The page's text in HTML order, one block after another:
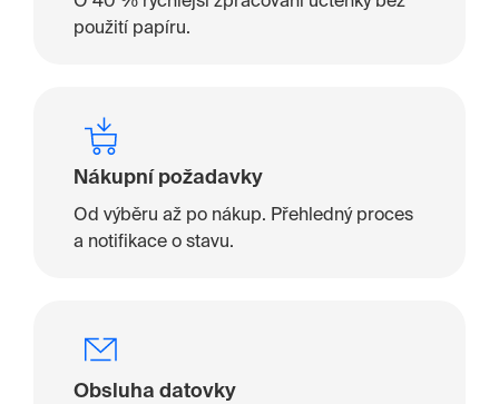
použití papíru.
Nákupní požadavky
Od výběru až po nákup. Přehledný proces
a notifikace o stavu.
Obsluha datovky